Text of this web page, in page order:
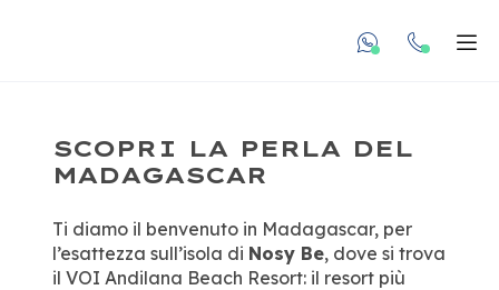
undefined
SCOPRI LA PERLA DEL
MADAGASCAR
Ti diamo il benvenuto in Madagascar, per
l’esattezza sull’isola di Nosy Be, dove si trova
il VOI Andilana Beach Resort: il resort più